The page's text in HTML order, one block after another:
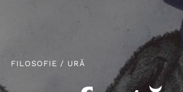
FILOSOFIE / URĂ